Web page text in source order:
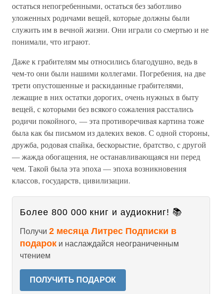
остаться непогребенными, остаться без заботливо
уложенных родичами вещей, которые должны были
служить им в вечной жизни. Они играли со смертью и не
понимали, что играют.
Даже к грабителям мы относились благодушно, ведь в
чем-то они были нашими коллегами. Погребения, на две
трети опустошенные и раскиданные грабителями,
лежащие в них остатки дорогих, очень нужных в быту
вещей, с которыми без всякого сожаления расстались
родичи покойного, — эта противоречивая картина тоже
была как бы письмом из далеких веков. С одной стороны,
дружба, родовая спайка, бескорыстие, братство, с другой
— жажда обогащения, не останавливающаяся ни перед
чем. Такой была эта эпоха — эпоха возникновения
классов, государств, цивилизации.
Более 800 000 книг и аудиокниг! 📚
Получи 2 месяца Литрес Подписки в
подарок и наслаждайся неограниченным
чтением
ПОЛУЧИТЬ ПОДАРОК